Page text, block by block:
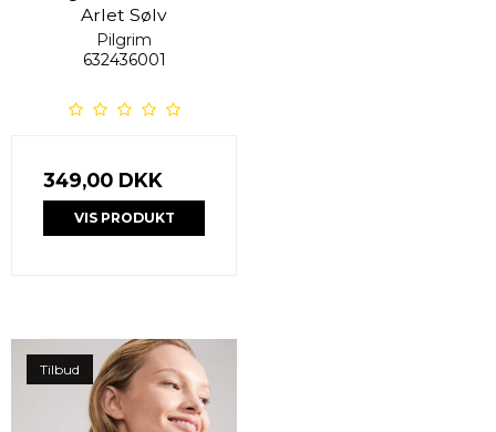
Arlet Sølv
Pilgrim
632436001
349,00 DKK
VIS PRODUKT
Tilbud